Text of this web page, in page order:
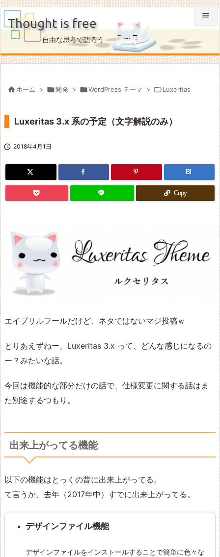
Thought is free
自由な思考で語ろう

メニュ


 ホーム > 開発 > WordPress テーマ > Luxeritas
Luxeritas 3.x 系の予定（文字解説のみ）
 2018年4月1日
B!
Copy
エイプリルフールだけど、ネタではないマジ投稿ｗ
とりあえずねー、Luxeritas 3.x って、どんな感じになるの
ー？みたいな話。
今回は機能的な部分だけの話で、仕様変更に関する話はま
た別途するつもり。
出来上がってる機能
以下の機能はとっくの昔に出来上がってる。
て言うか、去年（2017年中）すでに出来上がってる。
デザインファイル機能
デザインファイルをインストールすることで簡単に色々な